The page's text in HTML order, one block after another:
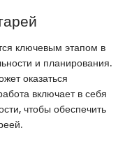
ключевым этапом в
и планирования.
оказаться
включает в себя
чтобы обеспечить